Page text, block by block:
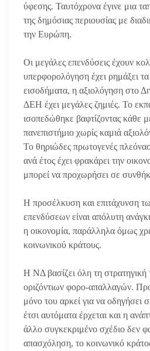
ύφεσης. Ταυτόχρονα έγινε μια
της δημόσιας περιουσίας με
την Ευρώπη.
Οι μεγάλες επενδύσεις έχουν
υπερφορολόγηση έχει ρημάξει
εισοδήματα, η αξιολόγηση στο
ΔΕΗ έχει μεγάλες ζημιές. Το
ισοπεδώθηκε βαφτίζοντας κάθε
πανεπιστήμιο χωρίς καμιά
Το θηριώδες πρωτογενές
ανά έτος έχει φρακάρει την
μπορεί να προχωρήσει σε
Η προσέλκυση και επιτάχυνση
επενδύσεων είναι απόλυτη
η οικονομία, παράλληλα όμως
κοινωνικού κράτους.
Η ΝΔ βασίζει όλη τη στρατηγική
οριζόντιων φορο-απαλλαγών.
μόνο του αρκεί για να οδηγήσει
έτσι αυτόματα έρχεται και η
άλλο συγκεκριμένο σχέδιο δεν
απασχόληση, το κοινωνικό